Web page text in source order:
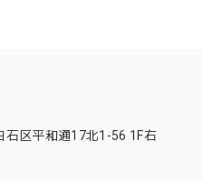
石区平和通17北1-56 1F右